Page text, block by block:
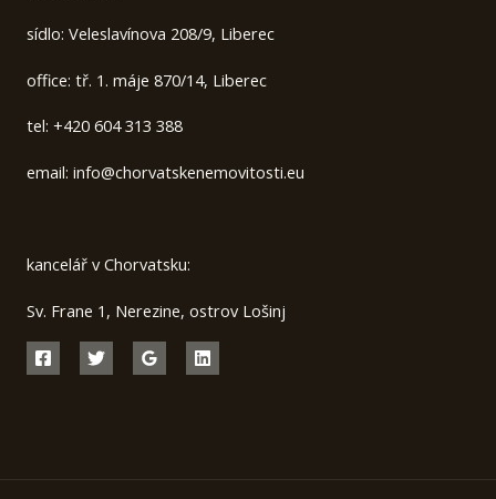
sídlo: Veleslavínova 208/9, Liberec
office: tř. 1. máje 870/14, Liberec
tel: +420 604 313 388
email: info@chorvatskenemovitosti.eu
kancelář v Chorvatsku:
Sv. Frane 1, Nerezine, ostrov Lošinj